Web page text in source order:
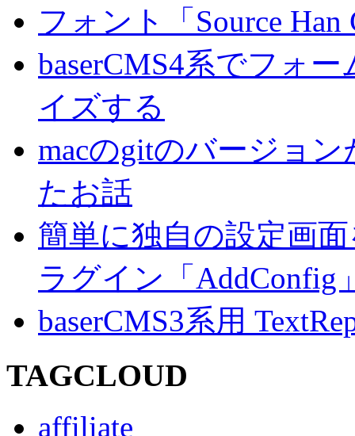
フォント「Source
baserCMS4系でフォ
イズする
macのgitのバージョ
たお話
簡単に独自の設定画
ラグイン「AddConfig
baserCMS3系用
TAGCLOUD
affiliate